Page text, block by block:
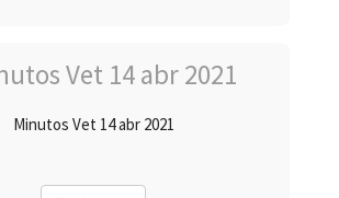
Minutos Vet 14 abr 2021